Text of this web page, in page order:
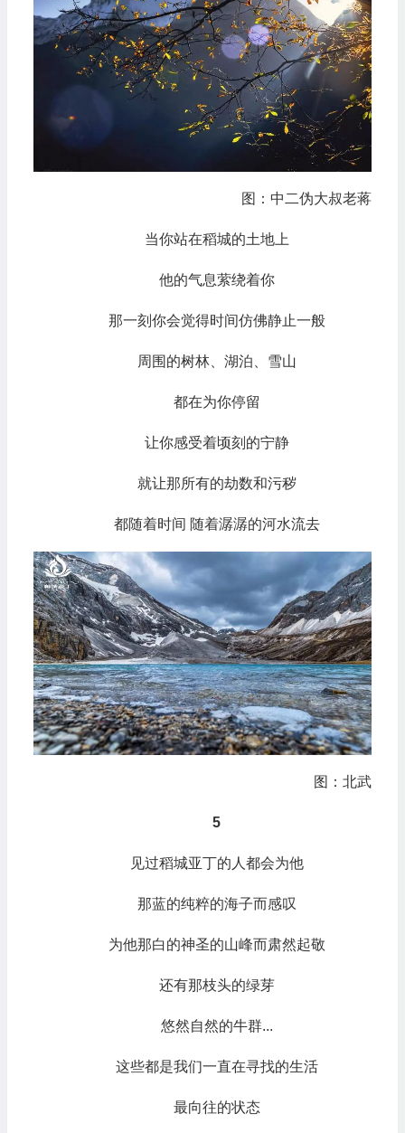
图：中二伪大叔老蒋
当你站在稻城的土地上
他的气息萦绕着你
那一刻你会觉得时间仿佛静止一般
周围的树林、湖泊、雪山
都在为你停留
让你感受着顷刻的宁静
就让那所有的劫数和污秽
都随着时间 随着潺潺的河水流去
图：北武
5
见过稻城亚丁的人都会为他
那蓝的纯粹的海子而感叹
为他那白的神圣的山峰而肃然起敬
还有那枝头的绿芽
悠然自然的牛群...
这些都是我们一直在寻找的生活
最向往的状态